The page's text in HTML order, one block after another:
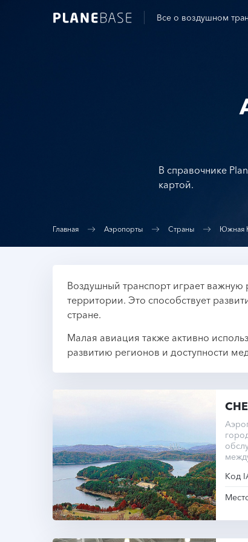
Все о воздушном
В справочнике
картой.
Главная Аэропорты Страны Южная
Воздушный транспорт играет
территории. Это способствует
стране.
Малая авиация также активно
развитию регионов и доступности
Код